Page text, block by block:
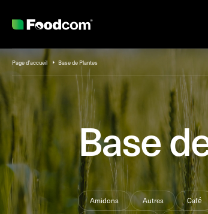
Przejdź do treści
Page d’accueil Base de Plantes
Base
Amidons Autres Café